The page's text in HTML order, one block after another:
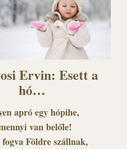
Ervin: Esett a
hó…
apró egy hópihe,
van belőle!
fogva Földre szállnak,